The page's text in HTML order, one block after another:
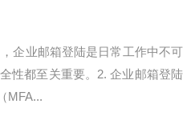
企业邮箱登陆是日常工作中不可
性都至关重要。2. 企业邮箱登陆
MFA...